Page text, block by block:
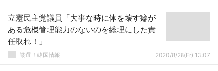
立憲民主党議員「大事な時に体を壊す癖が
ある危機管理能力のないのを総理にした責
任取れ！」
厳選！韓国情報 2020/8/28(Fr) 13:07